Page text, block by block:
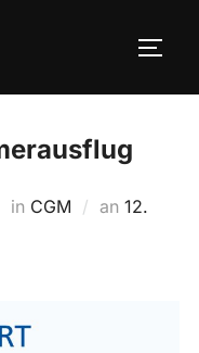
in CGM an 12.